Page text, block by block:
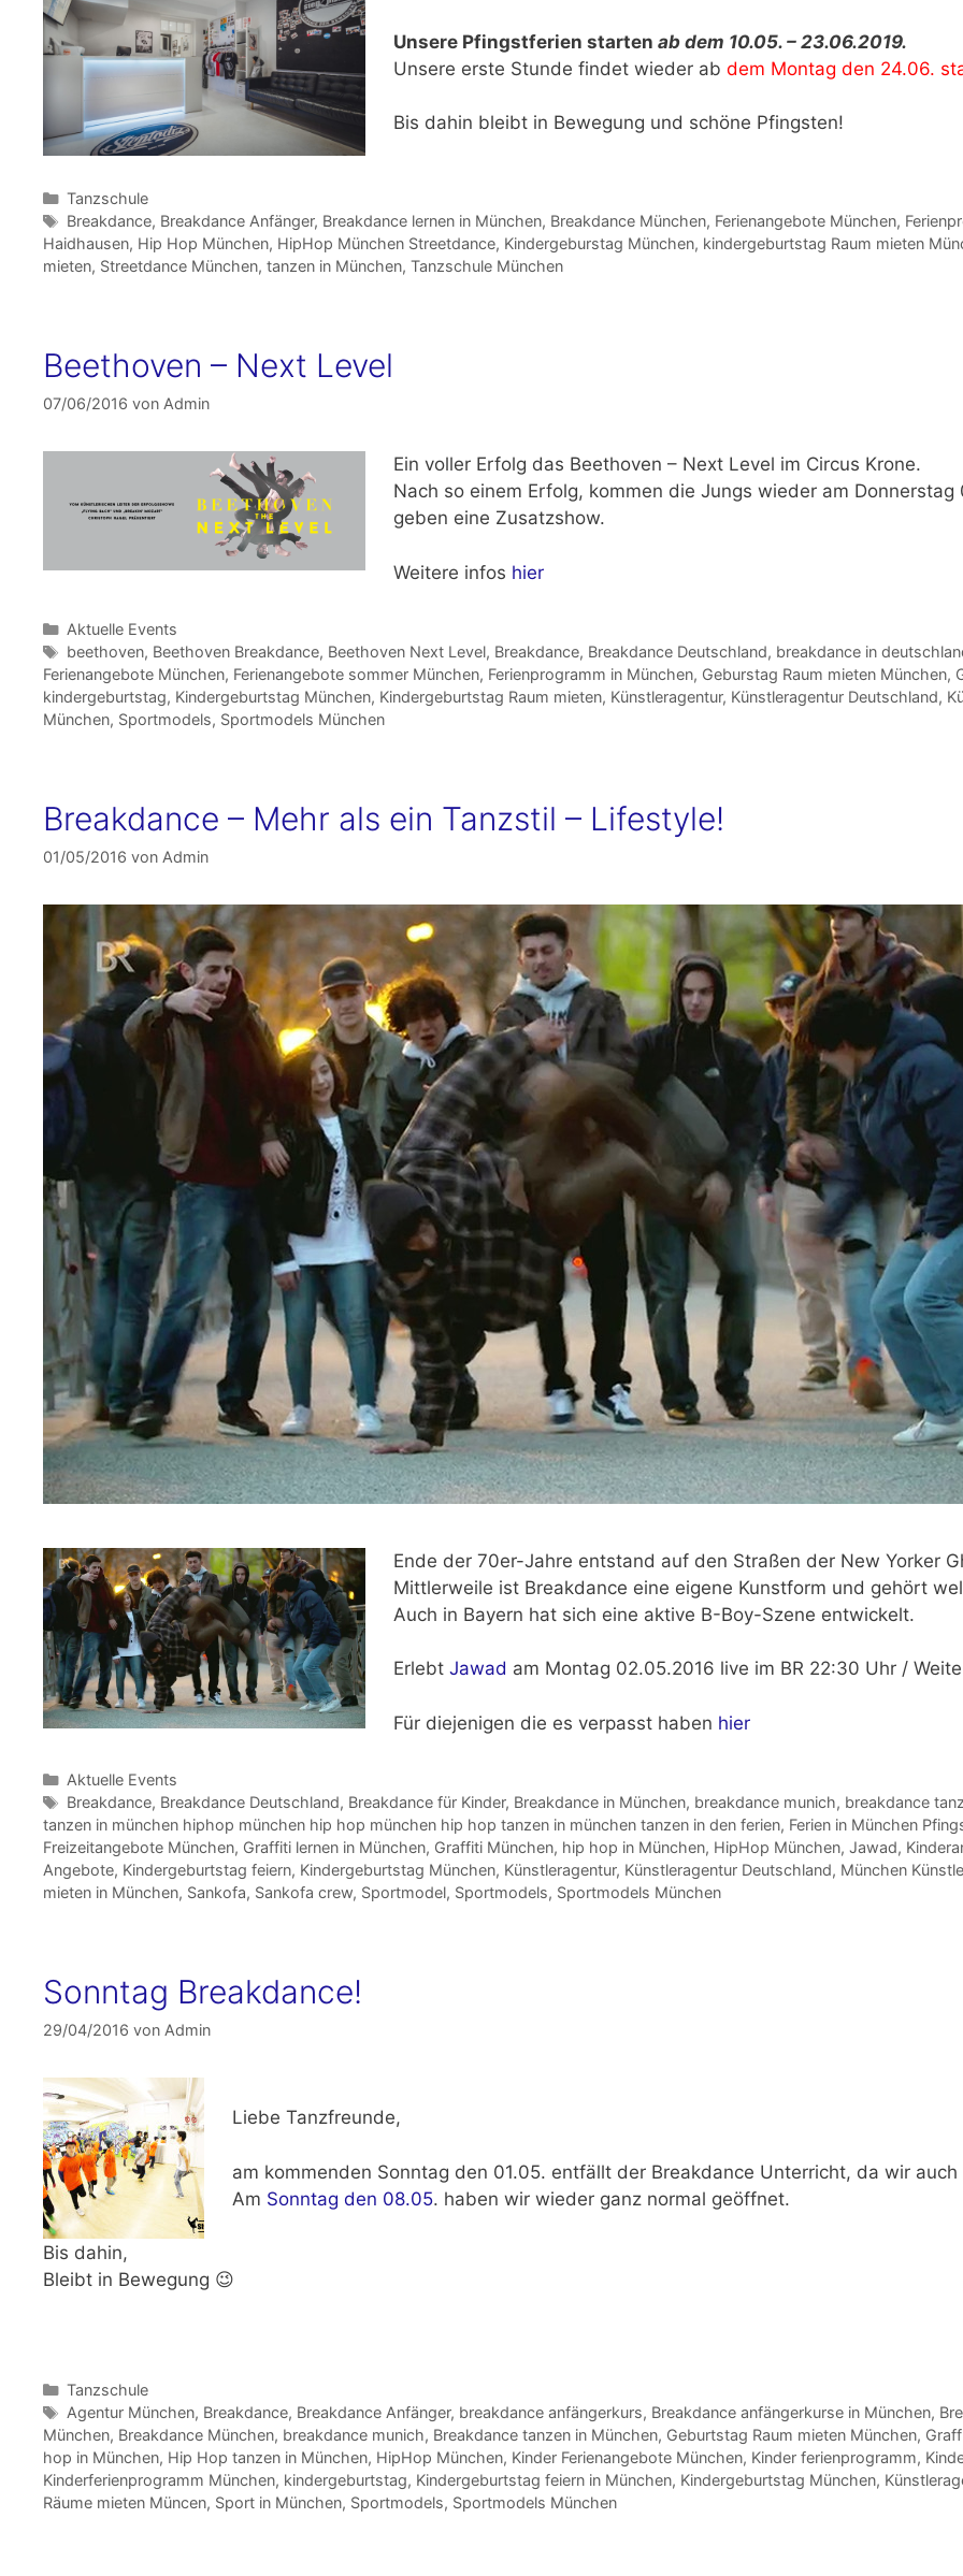
Unsere Pfingstferien starten ab dem 10.05. – 23.06.2019.
Unsere erste Stunde findet wieder ab dem Montag den 24.06.
Bis dahin bleibt in Bewegung und schöne Pfingsten!
Kategorien
Tanzschule
Schlagwörter
Breakdance, Breakdance Anfänger, Breakdance lernen in München, Breakdance München, Ferienangebote München,
Haidhausen, Hip Hop München, HipHop München Streetdance, Kindergeburstag München, kindergeburtstag Raum mieten
mieten, Streetdance München, tanzen in München, Tanzschule München
Beethoven – Next Level
07/06/2016 von Admin
Ein voller Erfolg das Beethoven – Next Level im Circus Krone.
Nach so einem Erfolg, kommen die Jungs wieder am Donnerstag
geben eine Zusatzshow.
Weitere infos hier
Kategorien
Aktuelle Events
Schlagwörter
beethoven, Beethoven Breakdance, Beethoven Next Level, Breakdance, Breakdance Deutschland, breakdance in
Ferienangebote München, Ferienangebote sommer München, Ferienprogramm in München, Geburstag Raum mieten München,
kindergeburtstag, Kindergeburtstag München, Kindergeburtstag Raum mieten, Künstleragentur, Künstleragentur Deutschland,
München, Sportmodels, Sportmodels München
Breakdance – Mehr als ein Tanzstil – Lifestyle!
01/05/2016 von Admin
Ende der 70er-Jahre entstand auf den Straßen der New Yorker
Mittlerweile ist Breakdance eine eigene Kunstform und gehört
Auch in Bayern hat sich eine aktive B-Boy-Szene entwickelt.
Erlebt Jawad am Montag 02.05.2016 live im BR 22:30 Uhr/
Für diejenigen die es verpasst haben hier
Kategorien
Aktuelle Events
Schlagwörter
Breakdance, Breakdance Deutschland, Breakdance für Kinder, Breakdance in München, breakdance munich, breakdance
tanzen in münchen hiphop münchen hip hop münchen hip hop tanzen in münchen tanzen in den ferien, Ferien in München
Freizeitangebote München, Graffiti lernen in München, Graffiti München, hip hop in München, HipHop München, Jawad,
Angebote, Kindergeburtstag feiern, Kindergeburtstag München, Künstleragentur, Künstleragentur Deutschland, München
mieten in München, Sankofa, Sankofa crew, Sportmodel, Sportmodels, Sportmodels München
Sonntag Breakdance!
29/04/2016 von Admin
Liebe Tanzfreunde,
am kommenden Sonntag den 01.05. entfällt der Breakdance Unterricht, da wir
Am Sonntag den 08.05. haben wir wieder ganz normal geöffnet.
Bis dahin,
Bleibt in Bewegung 😉
Kategorien
Tanzschule
Schlagwörter
Agentur München, Breakdance, Breakdance Anfänger, breakdance anfängerkurs, Breakdance anfängerkurse in München,
München, Breakdance München, breakdance munich, Breakdance tanzen in München, Geburtstag Raum mieten München,
hop in München, Hip Hop tanzen in München, HipHop München, Kinder Ferienangebote München, Kinder ferienprogramm,
Kinderferienprogramm München, kindergeburtstag, Kindergeburtstag feiern in München, Kindergeburtstag München,
Räume mieten Müncen, Sport in München, Sportmodels, Sportmodels München